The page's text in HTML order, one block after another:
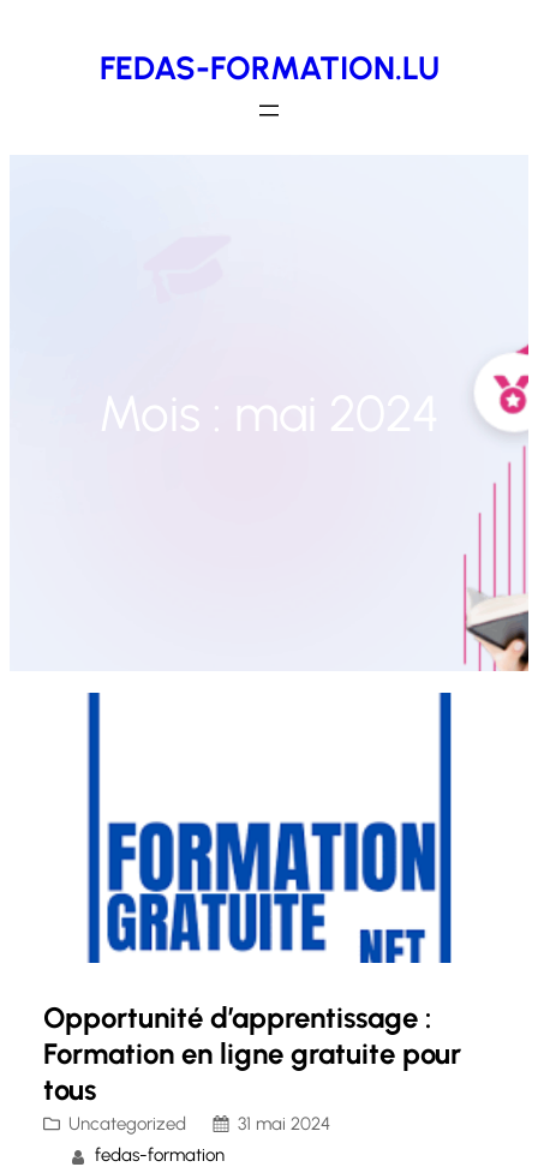
FEDAS-FORMATION.LU
Mois : mai 2024
Opportunité d’apprentissage :
Formation en ligne gratuite pour
tous
Uncategorized
31 mai 2024
fedas-formation